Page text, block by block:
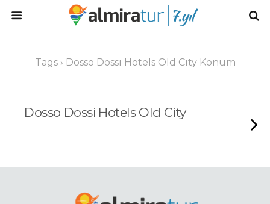
Tags › Dosso Dossi Hotels Old City Konum
Dosso Dossi Hotels Old City